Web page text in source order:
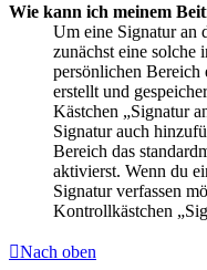
Wie kann ich meinem
Um eine Signatur an
zunächst eine solche
persönlichen
erstellt und
Kästchen „Signatur
Signatur auch
Bereich das
aktivierst. Wenn du
Signatur verfassen
Kontrollkästchen
Nach oben